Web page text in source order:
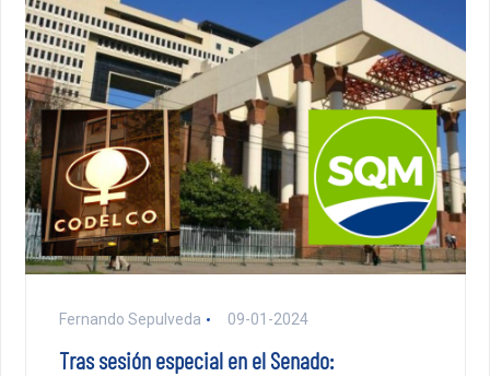
Fernando Sepulveda 09-01-2024
Tras sesión especial en el Senado: